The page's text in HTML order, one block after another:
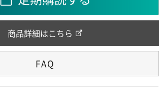
商品詳細はこちら
FAQ